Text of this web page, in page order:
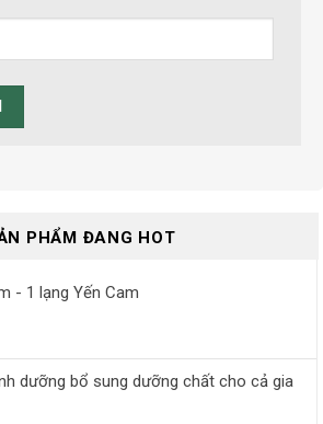
PHẨM ĐANG HOT
- 1 lạng Yến Cam
dưỡng bổ sung dưỡng chất cho cả gia